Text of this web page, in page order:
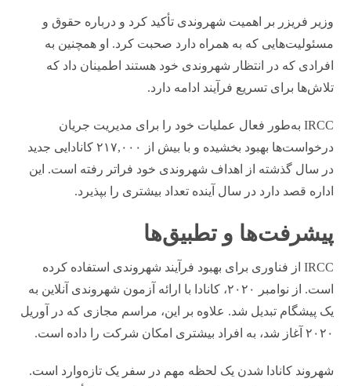
وزیر فریزر بر اهمیت شهروندی تأکید کرد و درباره حقوق و
مسئولیت‌هایی که به همراه دارد صحبت کرد. او همچنین به
افرادی که در انتظار شهروندی خود هستند اطمینان داد که
تلاش‌ها برای تسریع فرآیند ادامه دارد.
IRCC به‌طور فعال عملیات خود را برای مدیریت جریان
درخواست‌ها بهبود بخشیده و با بیش از ۲۱۷,۰۰۰ کانادایی جدید
در سال گذشته از اهداف شهروندی خود فراتر رفته است. این
اداره قصد دارد در سال آینده تعداد بیشتری را بپذیرد.
پیشرفت‌ها و تطبیق‌ها
IRCC از فناوری برای بهبود فرآیند شهروندی استفاده کرده
است. از نوامبر ۲۰۲۰، کانادا با ارائه آزمون شهروندی آنلاین به
یک پیشگام تبدیل شد. علاوه بر این، مراسم مجازی که در آوریل
۲۰۲۰ آغاز شد، به افراد بیشتری امکان شرکت را داده است.
شهروند کانادا شدن یک لحظه مهم در سفر یک تازه‌وارد است.